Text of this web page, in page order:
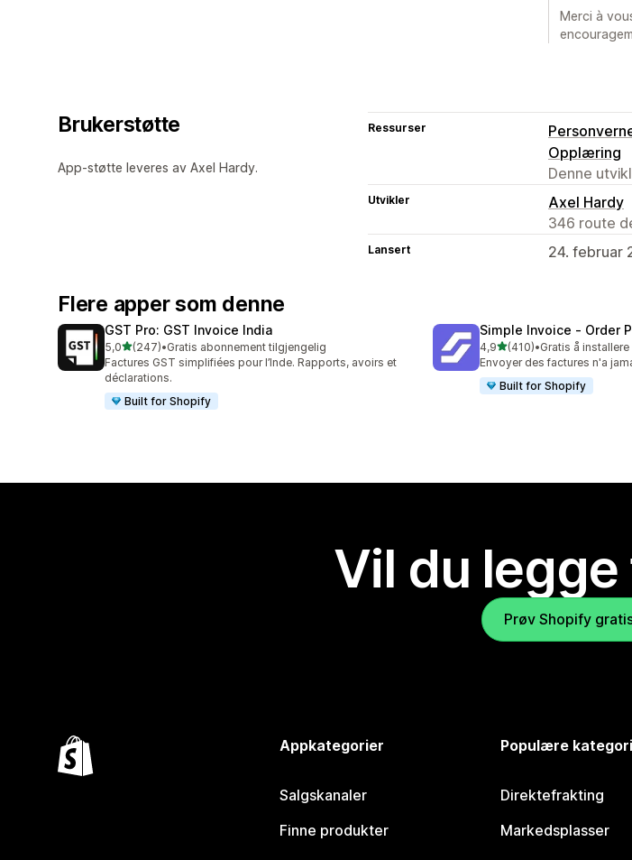
Merci à
Brukerstøtte
App-støtte leveres av Axel Hardy.
Ressurser
Opplæring
Denne
Utvikler
Axel Hardy
346 route
Lansert 24. februar
Flere apper som denne
GST Pro: GST Invoice India
5,0av 5 stjerner
(247)
Totalt 247 omtaler
•Gratis abonnement tilgjengelig
Factures GST simplifiées pour l’Inde. Rapports, avoirs et
déclarations.
Built for Shopify
Simple Invoice ‑ Order
4,9av 5 stjerner
(410)
Totalt 410 omtaler
•Gratis å installere
Envoyer des factures n'a
Built for Shopify
Vil du
Prøv Shopify
Appkategorier
Salgskanaler
Finne produkter
Populære
Direktefrakting
Markedsplasser